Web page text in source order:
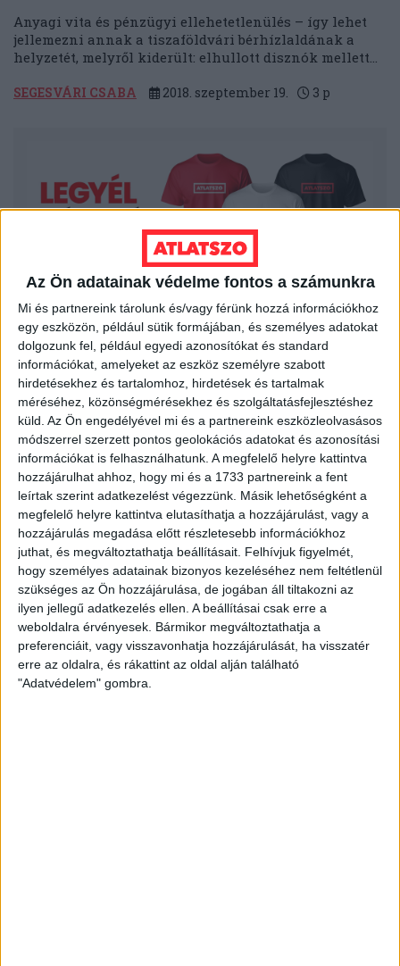
Az Ön adatainak védelme fontos a számunkra
Mi és partnereink tárolunk és/vagy férünk hozzá információkhoz
egy eszközön, például sütik formájában, és személyes adatokat
dolgozunk fel, például egyedi azonosítókat és standard
információkat, amelyeket az eszköz személyre szabott
hirdetésekhez és tartalomhoz, hirdetések és tartalmak
méréséhez, közönségmérésekhez és szolgáltatásfejlesztéshez
küld. Az Ön engedélyével mi és a partnereink eszközleolvasásos
módszerrel szerzett pontos geolokációs adatokat és azonosítási
információkat is felhasználhatunk. A megfelelő helyre kattintva
hozzájárulhat ahhoz, hogy mi és a 1733 partnereink a fent
leírtak szerint adatkezelést végezzünk. Másik lehetőségként a
megfelelő helyre kattintva elutasíthatja a hozzájárulást, vagy a
hozzájárulás megadása előtt részletesebb információkhoz
juthat, és megváltoztathatja beállításait. Felhívjuk figyelmét,
hogy személyes adatainak bizonyos kezeléséhez nem feltétlenül
szükséges az Ön hozzájárulása, de jogában áll tiltakozni az
ilyen jellegű adatkezelés ellen. A beállításai csak erre a
weboldalra érvényesek. Bármikor megváltoztathatja a
preferenciáit, vagy visszavonhatja hozzájárulását, ha visszatér
erre az oldalra, és rákattint az oldal alján található
"Adatvédelem" gombra.
Anyagi vita és pénzügyi ellehetetlenülés – így lehet
jellemezni annak a tiszaföldvári bérhízlaldának a
helyzetét, melyről kiderült: elhullott disznók mellett...
SEGESVÁRI CSABA 2018. szeptember 19. 3 p
LEGFRISSEBB
2026. augusztus 7.
Orbán Gáspár Csádban, mérgező anyag
Újpesten és Rákospalotán
2026. augusztus 7.
Félmilliárd forintot kapott a CÖF
„magyarországi vállalkozásoktól” 2025-
ben
2026. augusztus 6.
Mészárosék V-Híd Kft.-je behúzta az
első, 300 milliós tenderét a választások
óta